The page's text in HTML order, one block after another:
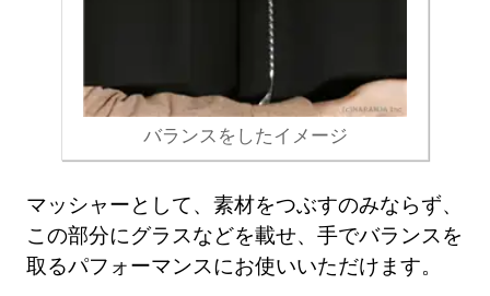
バランスをしたイメージ
マッシャーとして、素材をつぶすのみならず、
この部分にグラスなどを載せ、手でバランスを
取るパフォーマンスにお使いいただけます。